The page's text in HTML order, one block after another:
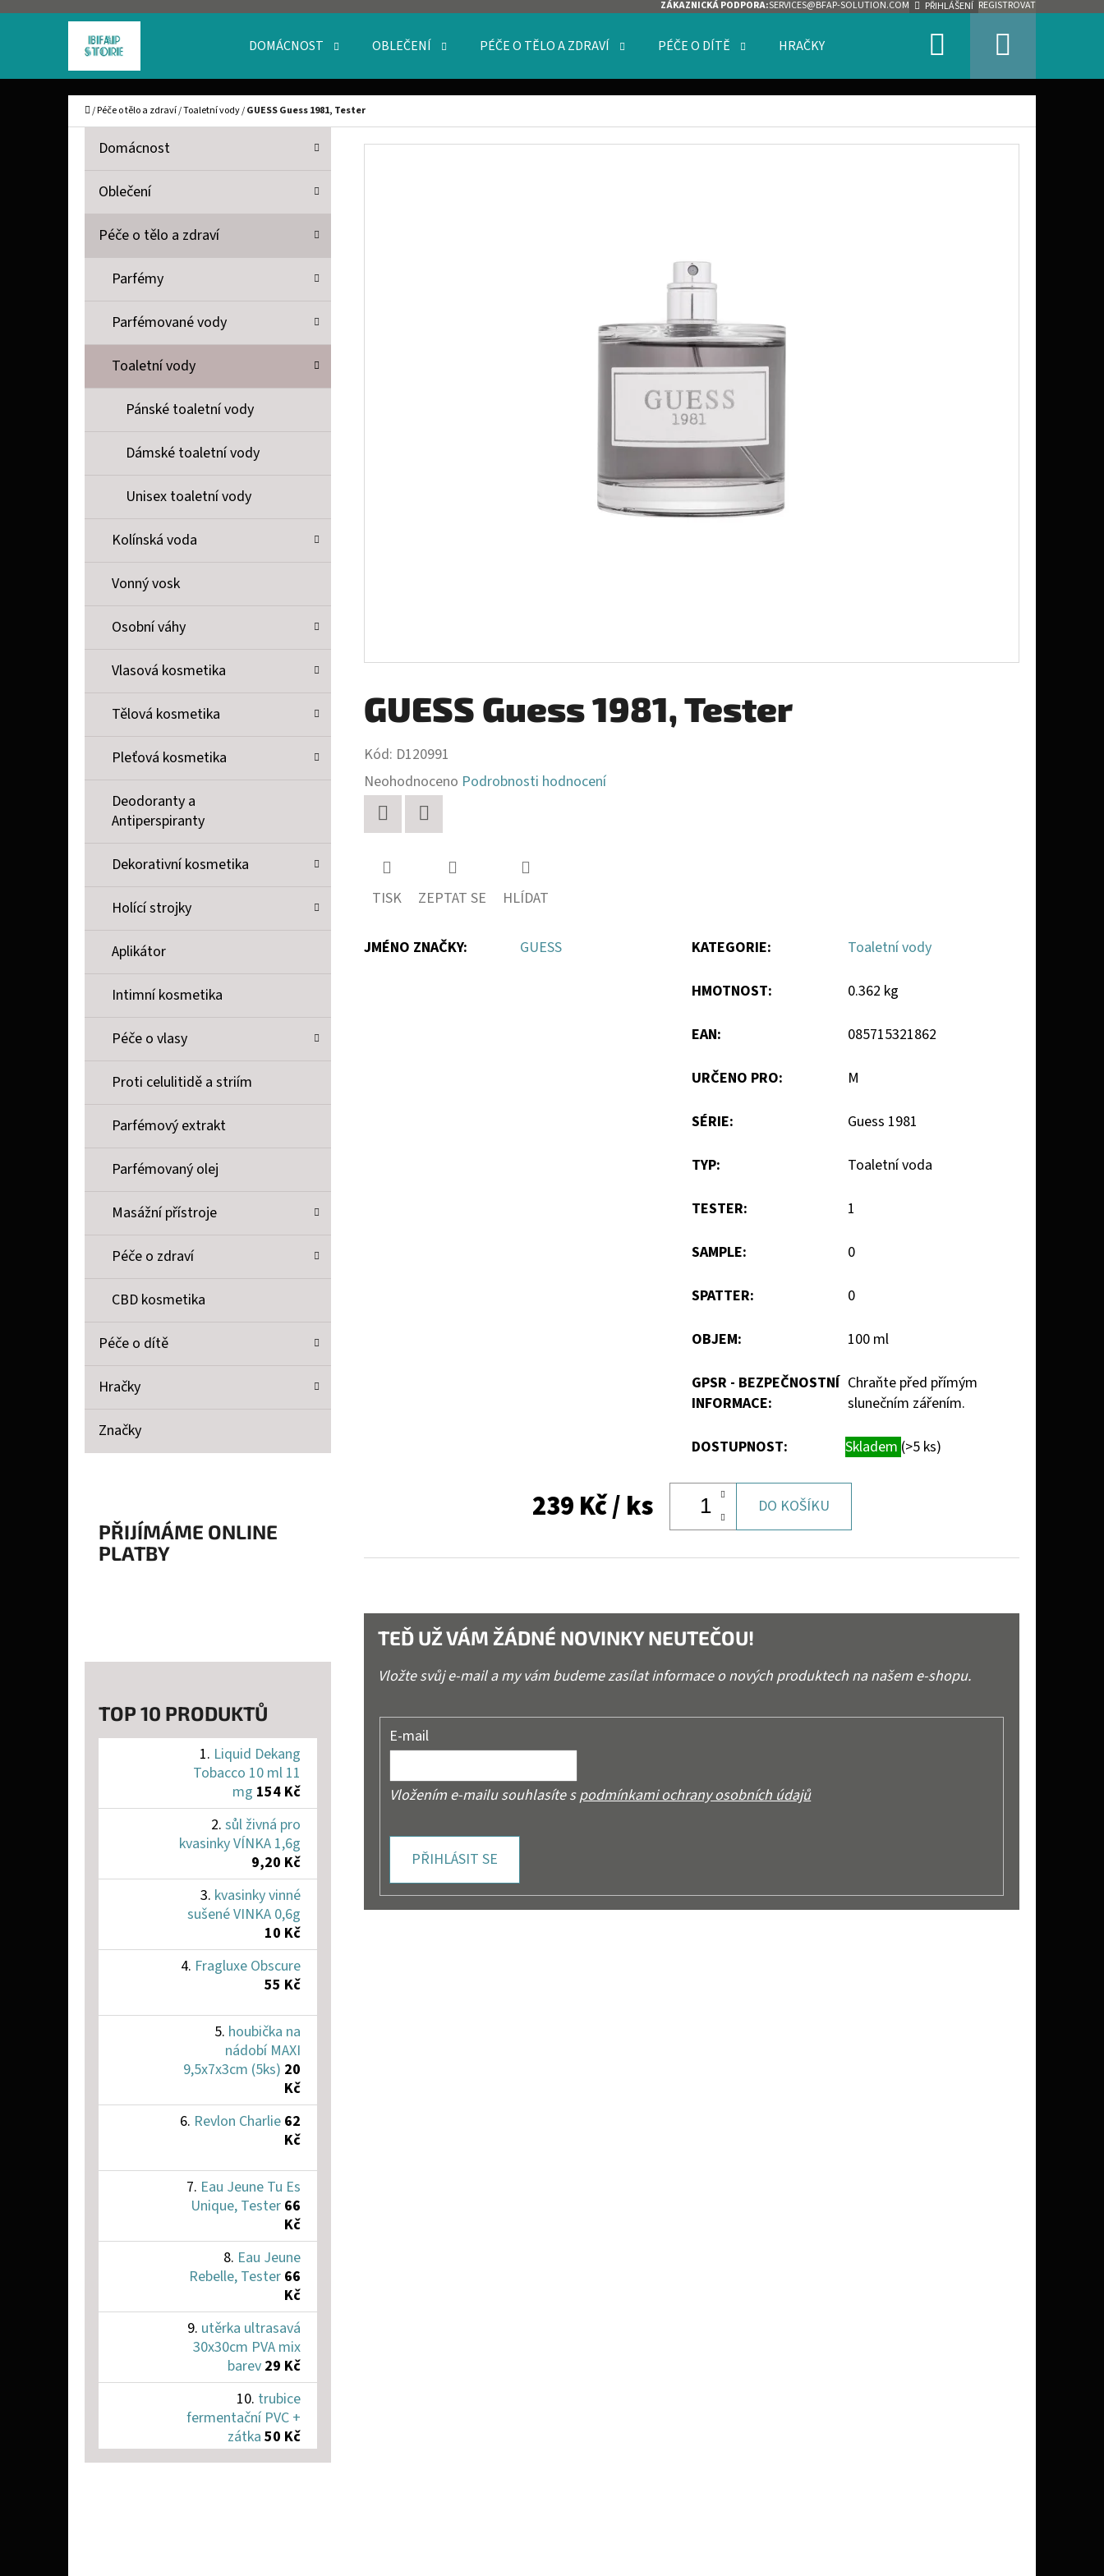
Přejít
ZÁKAZNICKÁ PODPORA:SERVICES@BFAP-SOLUTION.COM PŘIHLÁŠENÍ REGISTROVAT
DOMÁCNOST OBLEČENÍ PÉČE O TĚLO A ZDRAVÍ PÉČE O DÍTĚ HRAČKY Hledat
Domů
/Péče o tělo a zdraví/Toaletní vody/GUESS Guess 1981, Tester
Přeskočit
Domácnost
Oblečení
Péče o tělo a zdraví
Parfémy
Parfémované vody
Toaletní vody
Pánské toaletní vody
Dámské toaletní vody
Unisex toaletní vody
Kolínská voda
Vonný vosk
Osobní váhy
Vlasová kosmetika
Tělová kosmetika
Pleťová kosmetika
Deodoranty a
Antiperspiranty
Dekorativní kosmetika
Holící strojky
Aplikátor
Intimní kosmetika
Péče o vlasy
Proti celulitidě a striím
Parfémový extrakt
Parfémovaný olej
Masážní přístroje
Péče o zdraví
CBD kosmetika
Péče o dítě
Hračky
Značky
PŘIJÍMÁME ONLINE
PLATBY
TOP 10 PRODUKTŮ
Liquid Dekang
Tobacco 10 ml 11
mg 154 Kč
sůl živná pro
kvasinky VÍNKA 1,6g
9,20 Kč
kvasinky vinné
sušené VINKA 0,6g
10 Kč
Fragluxe Obscure
55 Kč
houbička na
nádobí MAXI
9,5x7x3cm (5ks) 20
Kč
Revlon Charlie 62
Kč
Eau Jeune Tu Es
Unique, Tester 66
Kč
Eau Jeune
Rebelle, Tester 66
Kč
utěrka ultrasavá
30x30cm PVA mix
barev 29 Kč
trubice
fermentační PVC +
zátka 50 Kč
GUESS Guess 1981, Tester
Kód: D120991
Průměrné
hodnocení
produktu
0,0
5
Neohodnoceno Podrobnosti hodnocení
TISK ZEPTAT SE HLÍDAT
JMÉNO ZNAČKY: GUESS KATEGORIE: Toaletní vody
HMOTNOST: 0.362 kg
EAN: 085715321862
URČENO PRO: M
SÉRIE: Guess 1981
TYP: Toaletní voda
TESTER: 1
SAMPLE: 0
SPATTER: 0
OBJEM: 100 ml
GPSR - BEZPEČNOSTNÍ
INFORMACE:
Chraňte před přímým
slunečním zářením.
DOSTUPNOST: Skladem (>5 ks)
239 Kč/ ks DO KOŠÍKU
TEĎ UŽ VÁM ŽÁDNÉ NOVINKY NEUTEČOU!
Vložte svůj e-mail a my vám budeme zasílat informace o nových produktech na našem e-shopu.
E-mail
Vložením e-mailu souhlasíte spodmínkami ochrany osobních údajů
PŘIHLÁSIT SE
K
Zpět
Zpět
CO POTŘEBUJETE NAJÍT?
LIQUID DEKANG TOBACCO 10 ML 11 MG
154 Kč
KVASINKY VINNÉ SUŠENÉ VINKA 0,6G
10 Kč